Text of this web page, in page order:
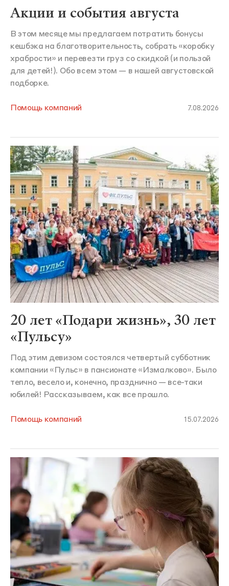
Акции и события августа
В этом месяце мы предлагаем потратить бонусы
кешбэка на благотворительность, собрать «коробку
храбрости» и перевезти груз со скидкой (и пользой
для детей!). Обо всем этом — в нашей августовской
подборке.
Помощь компаний 7.08.2026
20 лет «Подари жизнь», 30 лет
«Пульсу»
Под этим девизом состоялся четвертый субботник
компании «Пульс» в пансионате «Измалково». Было
тепло, весело и, конечно, празднично — все-таки
юбилей! Рассказываем, как все прошло.
Помощь компаний 15.07.2026